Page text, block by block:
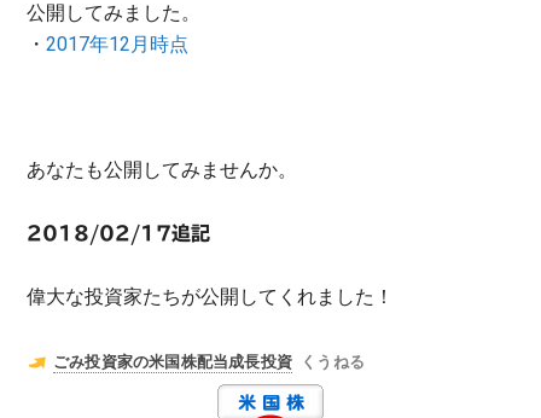
公開してみました。
・2017年12月時点
あなたも公開してみませんか。
2018/02/17追記
偉大な投資家たちが公開してくれました！